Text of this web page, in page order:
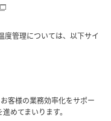
度管理については、以下サイ
客様の業務効率化をサポー
めてまいります。